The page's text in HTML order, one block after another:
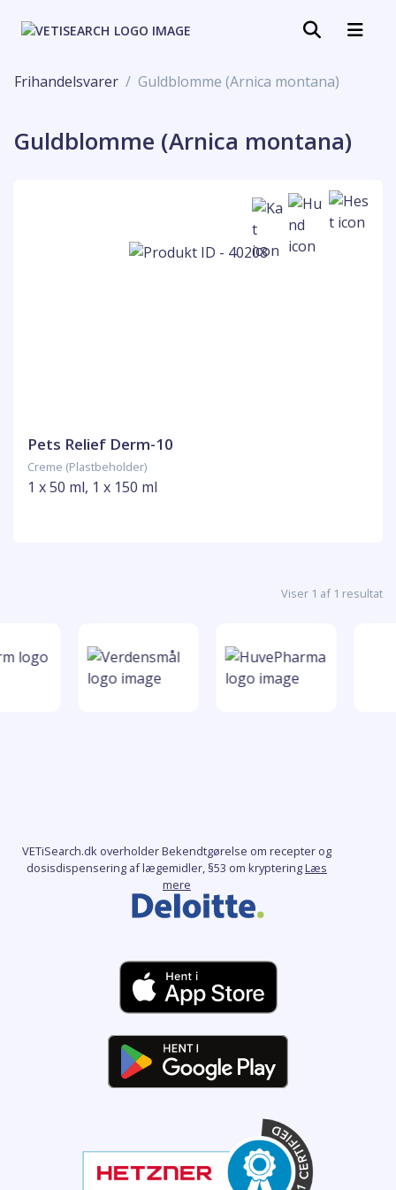
Frihandelsvarer Guldblomme (Arnica montana)
Guldblomme (Arnica montana)
Pets Relief Derm-10
Creme (Plastbeholder)
1 x 50 ml, 1 x 150 ml
Viser 1 af 1 resultat
VETiSearch.dk overholder Bekendtgørelse om recepter og
dosisdispensering af lægemidler, §53 om krypteringLæs
mere